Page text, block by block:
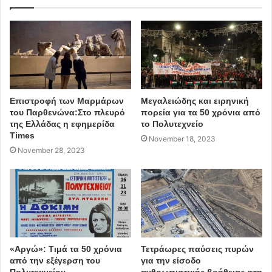
19χρονου, ενώ εξέφρασε και μια προσωπική ελπίδα.
Επιστροφή των Μαρμάρων
του Παρθενώνα:Στο πλευρό
της Ελλάδας η εφημερίδα
Times
November 28, 2023
Μεγαλειώδης και ειρηνική
πορεία για τα 50 χρόνια από
το Πολυτεχνείο
November 18, 2023
«Αργώ»: Τιμά τα 50 χρόνια
από την εξέγερση του
Τετράωρες παύσεις πυρών
για την είσοδο